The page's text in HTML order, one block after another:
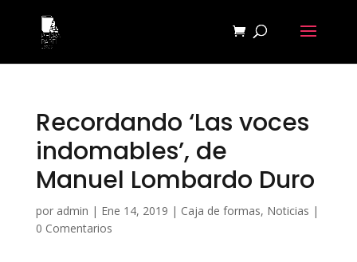
Recordando ‘Las voces
indomables’, de
Manuel Lombardo Duro
por admin | Ene 14, 2019 | Caja de formas, Noticias |
0 Comentarios